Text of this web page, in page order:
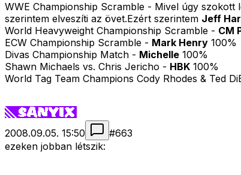
WWE Championship Scramble - Mivel úgy
szerintem elveszíti az övet.Ezért szerintem Jeff
World Heavyweight Championship Scramble - CM
ECW Championship Scramble - Mark Henry 100%
Divas Championship Match - Michelle 100%
Shawn Michaels vs. Chris Jericho - HBK 100%
World Tag Team Champions Cody Rhodes & Ted
2008.09.05. 15:50 #663
ezeken jobban létszik: